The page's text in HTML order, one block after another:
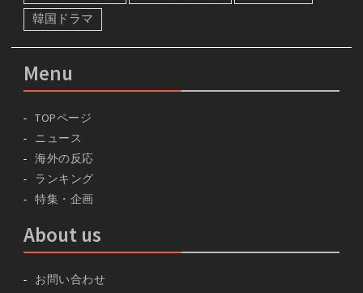
韓国ドラマ
Menu
TOPページ
ニュース
海外の反応
ランキング
特集・企画
About us
お問い合わせ